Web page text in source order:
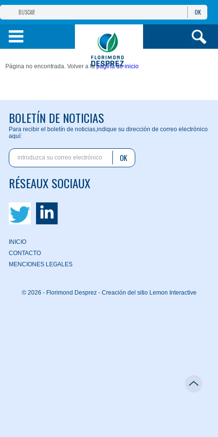
GRUPO
PRODUCTOS
OK
Página no encontrada. Volver a lapágina de inicio
BOLETÍN DE NOTICIAS
Para recibir el boletín de noticias,indique su dirección de correo electrónico
aquí:
OK
RÉSEAUX SOCIAUX
INICIO
CONTACTO
MENCIONES LEGALES
© 2026 - Florimond Desprez - Creación del sitio Lemon Interactive